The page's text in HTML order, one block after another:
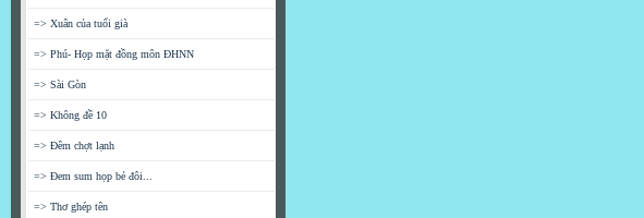
=> Xuân của tuổi già
=> Phú- Họp mặt đồng môn ĐHNN
=> Sài Gòn
=> Không đề 10
=> Đêm chợt lạnh
=> Đem sum họp bẻ đôi...
=> Thơ ghép tên